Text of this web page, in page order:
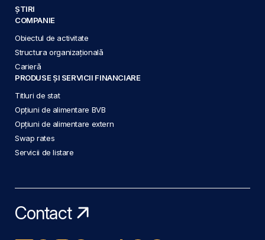
ȘTIRI
COMPANIE
Obiectul de activitate
Structura organizațională
Carieră
PRODUSE ȘI SERVICII FINANCIARE
Titluri de stat
Opțiuni de alimentare BVB
Opțiuni de alimentare extern
Swap rates
Servicii de listare
Contact